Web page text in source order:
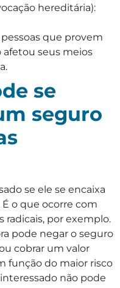
hereditária):
que provem
seus meios
se
seguro
se ele se encaixa
o que ocorre com
radicais, por exemplo.
pode negar o seguro
cobrar um valor
função do maior risco
não pode